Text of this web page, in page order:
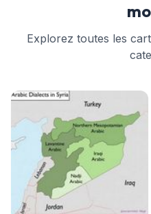
Explorez toutes les